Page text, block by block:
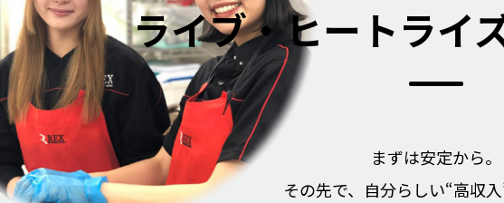
ライブ・ヒートライ
まずは安定から。
その先で、自分らしい“高収入